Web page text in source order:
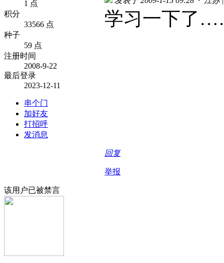
1 点
积分
33566 点
种子
59 点
注册时间
2008-9-22
最后登录
2023-12-11
串个门
加好友
打招呼
发消息
学习一下
回复
举报
该用户已被禁言